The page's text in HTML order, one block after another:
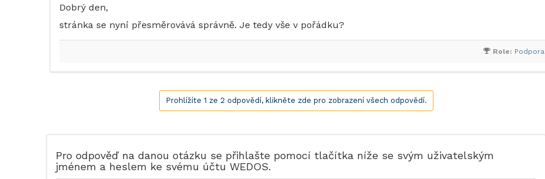
Dobrý den,
stránka se nyní přesměrovává správně. Je tedy vše v pořádku?
Role: Podpora
Prohlížíte 1 ze 2 odpovědí, klikněte zde pro zobrazení všech odpovědí.
Pro odpověď na danou otázku se přihlašte pomocí tlačítka níže se svým uživatelským
jménem a heslem ke svému účtu WEDOS.